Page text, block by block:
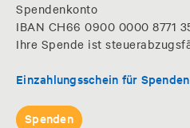
Spendenkonto
IBAN CH66 0900 0000 8771
Ihre Spende ist
Einzahlungsschein für Spenden
Spenden